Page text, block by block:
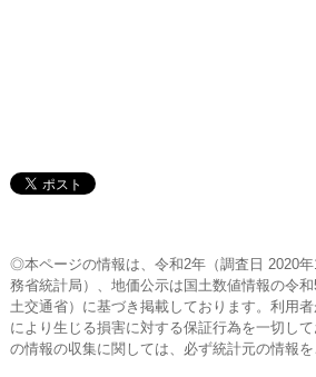
◎本ページの情報は、令和2年（調査日 2020
務省統計局）、地価公示は国土数値情報の令
土交通省）に基づき掲載しております。利用
により生じる損害に対する保証行為を一切し
の情報の収集に関しては、必ず統計元の情報を